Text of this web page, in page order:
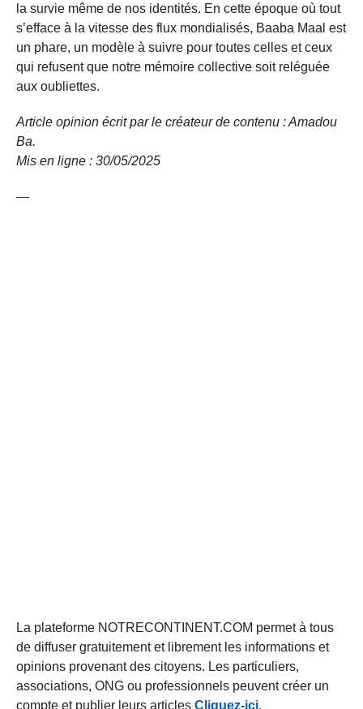
la survie même de nos identités. En cette époque où tout
s’efface à la vitesse des flux mondialisés, Baaba Maal est
un phare, un modèle à suivre pour toutes celles et ceux
qui refusent que notre mémoire collective soit reléguée
aux oubliettes.
Article opinion écrit par le créateur de contenu : Amadou
Ba.
Mis en ligne : 30/05/2025
—
La plateforme NOTRECONTINENT.COM permet à tous
de diffuser gratuitement et librement les informations et
opinions provenant des citoyens. Les particuliers,
associations, ONG ou professionnels peuvent créer un
compte et publier leurs articles Cliquez-ici.